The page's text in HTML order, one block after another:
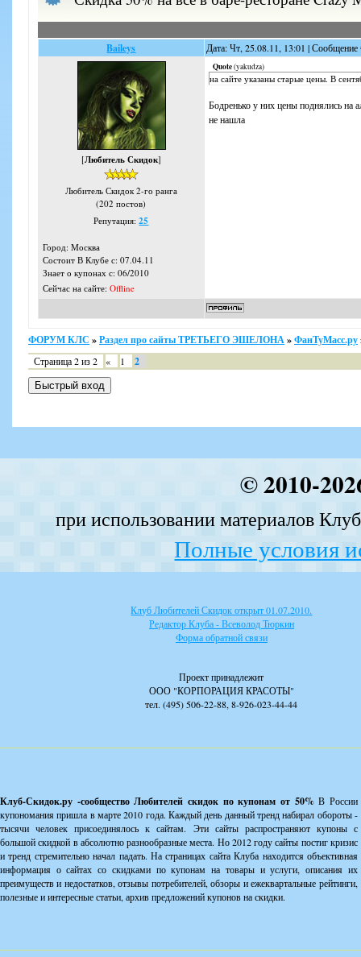
Baileys Дата: Чт, 25.08.11, 13:01 |
[Любитель Скидок]
Любитель Скидок 2-го ранга
(202 постов)
Репутация:25
Город: Москва
Состоит В Клубе с: 07.04.11
Знает о купонах с: 06/2010
Сейчас на сайте: Offline
Quote(yakudza)
на сайте указаны старые цены. В
Бодренько у них цены поднялись на
не нашла
ФОРУМ КЛС »Раздел про сайты ТРЕТЬЕГО ЭШЕЛОНА»ФанТуМасс.ру
Страница2из2 « 1 2
© 2010-
при использовании материалов
Полные условия
Клуб Любителей Скидок открыт 01.07.2010.
Редактор Клуба - Всеволод Тюркин
Форма обратной связи
Проект принадлежит
ООО "КОРПОРАЦИЯ КРАСОТЫ"
тел. (495) 506-22-88, 8-926-023-44-44
Клуб-Скидок.ру -сообщество Любителей скидок по купонам от 50%В России
купономания пришла в марте 2010 года. Каждый день данный тренд набирал обороты -
тысячи человек присоединялось к сайтам. Эти сайты распространяют купоны с
большой скидкой в абсолютно разнообразные места. Но 2012 году сайты постиг кризис
и тренд стремительно начал падать. На страницах сайта Клуба находится объективная
информация о сайтах со скидками по купонам на товары и услуги, описания их
преимуществ и недостатков, отзывы потребителей, обзоры и ежеквартальные рейтинги,
полезные и интересные статьи, архив предложений купонов на скидки.